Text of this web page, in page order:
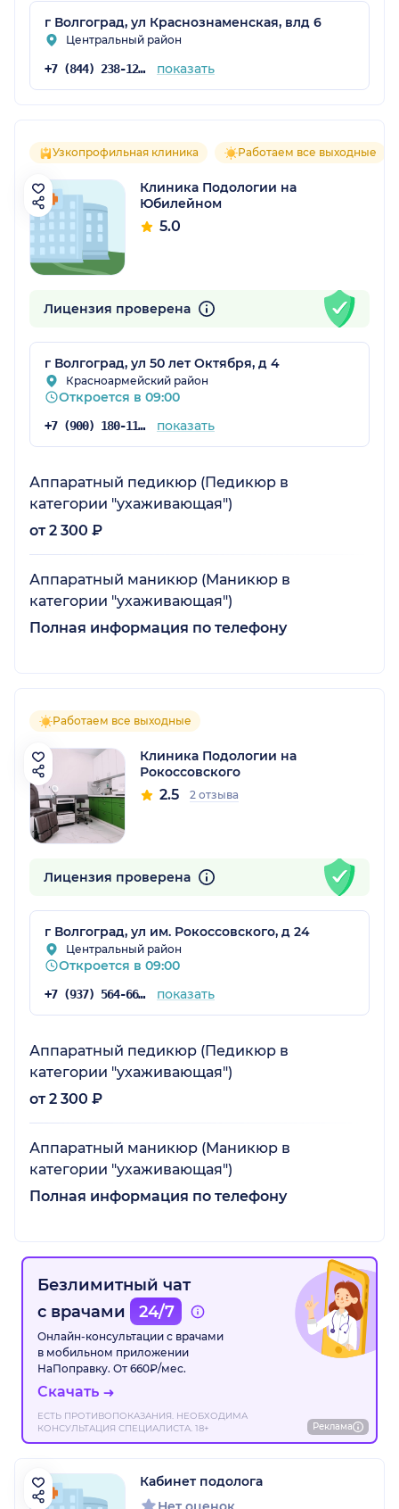
г Волгоград, ул Краснознаменская, влд 6
Центральный район
+7 (844) 238-12-39 показать
Узкопрофильная клиника Работаем все выходные
Клиника Подологии на
Юбилейном
5.0
Лицензия проверена
г Волгоград, ул 50 лет Октября, д 4
Красноармейский район
Откроется в 09:00
+7 (900) 180-11-11 показать
Аппаратный педикюр (Педикюр в
категории "ухаживающая")
от 2 300 ₽
Аппаратный маникюр (Маникюр в
категории "ухаживающая")
Полная информация по телефону
Работаем все выходные
Клиника Подологии на
Рокоссовского
2.5 2 отзыва
Лицензия проверена
г Волгоград, ул им. Рокоссовского, д 24
Центральный район
Откроется в 09:00
+7 (937) 564-66-66 показать
Аппаратный педикюр (Педикюр в
категории "ухаживающая")
от 2 300 ₽
Аппаратный маникюр (Маникюр в
категории "ухаживающая")
Полная информация по телефону
Безлимитный чат
с врачами
24/7
Онлайн-консультации с врачами
в мобильном приложении
НаПоправку. От 660₽/мес.
Скачать
ЕСТЬ ПРОТИВОПОКАЗАНИЯ. НЕОБХОДИМА
КОНСУЛЬТАЦИЯ СПЕЦИАЛИСТА. 18+
Реклама
Кабинет подолога